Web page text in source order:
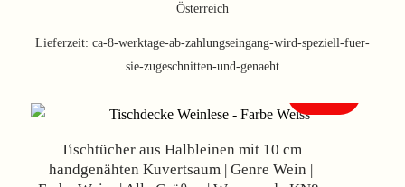
Österreich
Lieferzeit: ca-8-werktage-ab-zahlungseingang-wird-speziell-fuer-
sie-zugeschnitten-und-genaeht
Tischtücher aus Halbleinen mit 10 cm
handgenähten Kuvertsaum | Genre Wein |